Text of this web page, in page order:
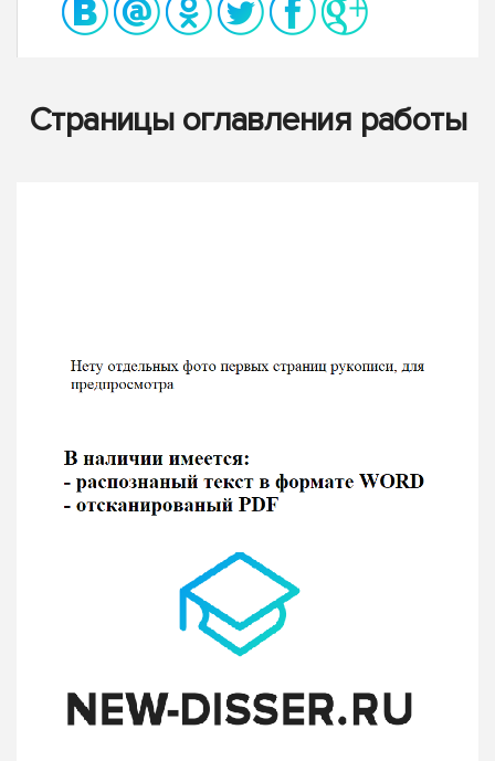
Страницы оглавления работы